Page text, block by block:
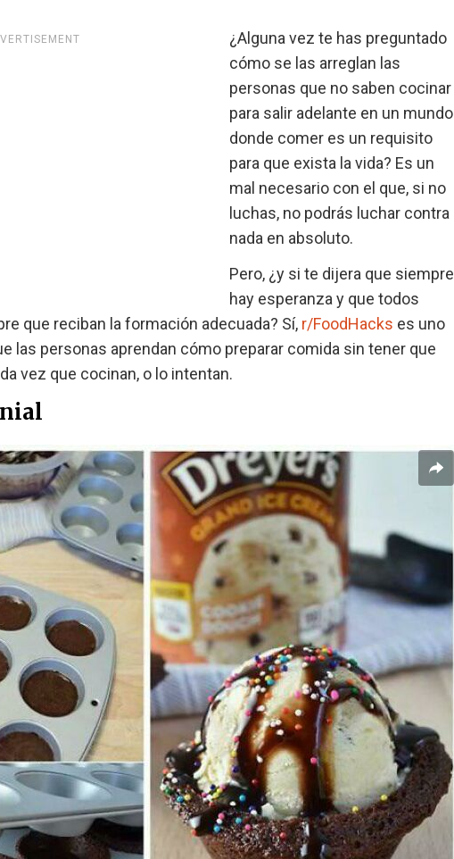
¿Alguna vez te has preguntado
cómo se las arreglan las
personas que no saben cocinar
para salir adelante en un mundo
donde comer es un requisito
para que exista la vida? Es un
mal necesario con el que, si no
luchas, no podrás luchar contra
nada en absoluto.
Pero, ¿y si te dijera que siempre
hay esperanza y que todos
que reciban la formación adecuada? Sí, r/FoodHacks es uno
las personas aprendan cómo preparar comida sin tener que
vez que cocinan, o lo intentan.